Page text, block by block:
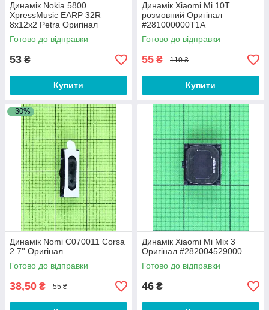
Динамік Nokia 5800
XpressMusic EARP 32R
8x12x2 Petra Оригінал
#5140002
Готово до відправки
53 ₴
Купити
Динамік Xiaomi Mi 10T
розмовний Оригінал
#281000000T1A
Готово до відправки
55 ₴ 110 ₴
Купити
–30%
Динамік Nomi C070011 Corsa
2 7'' Оригінал
Готово до відправки
38,50 ₴ 55 ₴
Динамік Xiaomi Mi Mix 3
Оригінал #282004529000
Готово до відправки
46 ₴